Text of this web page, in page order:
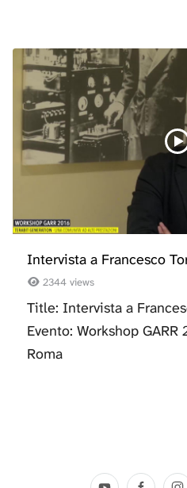
Intervista a Francesco
2344 views
Title: Intervista a
Evento: Workshop GARR
Roma